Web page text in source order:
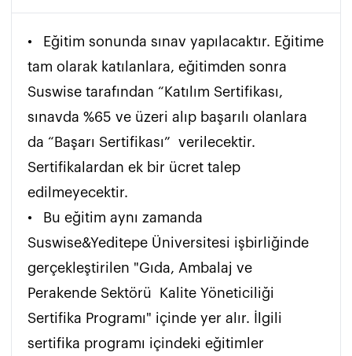
•	Eğitim sonunda sınav yapılacaktır. Eğitime
tam olarak katılanlara, eğitimden sonra
Suswise tarafından “Katılım Sertifikası,
sınavda %65 ve üzeri alıp başarılı olanlara
da “Başarı Sertifikası”  verilecektir.
Sertifikalardan ek bir ücret talep
edilmeyecektir.
•	Bu eğitim aynı zamanda
Suswise&Yeditepe Üniversitesi işbirliğinde
gerçekleştirilen "Gıda, Ambalaj ve
Perakende Sektörü  Kalite Yöneticiliği
Sertifika Programı" içinde yer alır. İlgili
sertifika programı içindeki eğitimler